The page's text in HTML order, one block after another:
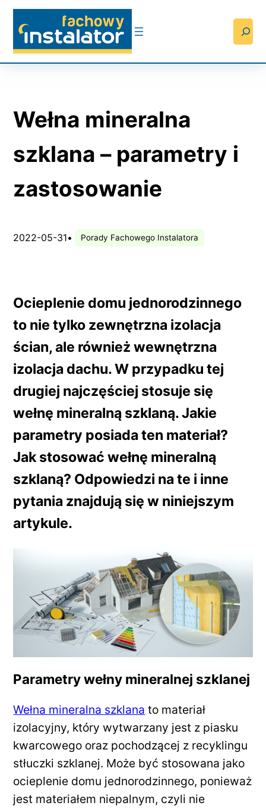
Przejdź
treści
Wełna mineralna
szklana – parametry i
zastosowanie
2022-05-31• Porady Fachowego Instalatora
Ocieplenie domu jednorodzinnego
to nie tylko zewnętrzna izolacja
ścian, ale również wewnętrzna
izolacja dachu. W przypadku tej
drugiej najczęściej stosuje się
wełnę mineralną szklaną. Jakie
parametry posiada ten materiał?
Jak stosować wełnę mineralną
szklaną? Odpowiedzi na te i inne
pytania znajdują się w niniejszym
artykule.
Parametry wełny mineralnej szklanej
Wełna mineralna szklana to materiał
izolacyjny, który wytwarzany jest z piasku
kwarcowego oraz pochodzącej z recyklingu
stłuczki szklanej. Może być stosowana jako
ocieplenie domu jednorodzinnego, ponieważ
jest materiałem niepalnym, czyli nie